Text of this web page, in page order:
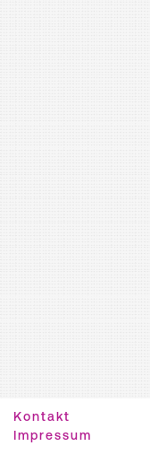
Kontakt
Impressum